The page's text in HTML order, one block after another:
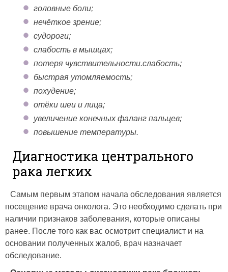
головные боли;
нечёткое зрение;
судороги;
слабость в мышцах;
потеря чувствительности.слабость;
быстрая утомляемость;
похудение;
отёки шеи и лица;
увеличение конечных фаланг пальцев;
повышение температуры.
Диагностика центрального
рака легких
Самым первым этапом начала обследования является
посещение врача онколога. Это необходимо сделать при
наличии признаков заболевания, которые описаны
ранее. После того как вас осмотрит специалист и на
основании полученных жалоб, врач назначает
обследование.